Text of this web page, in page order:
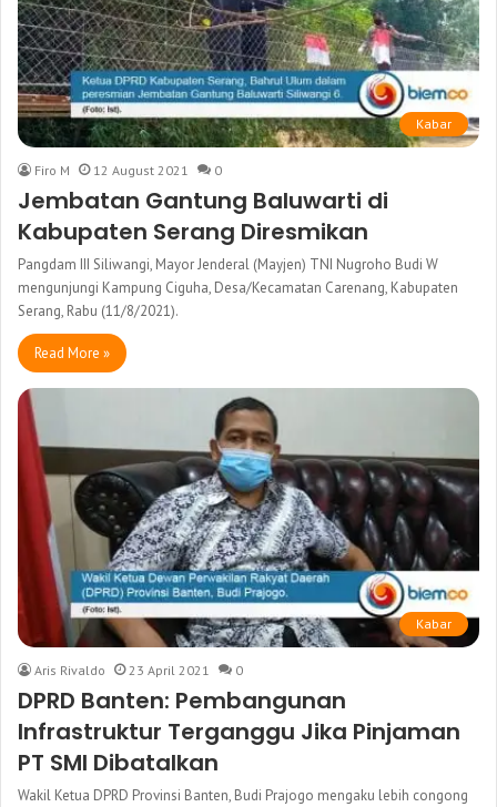
Kabar
Firo M 12 August 2021 0
Jembatan Gantung Baluwarti di
Kabupaten Serang Diresmikan
Pangdam III Siliwangi, Mayor Jenderal (Mayjen) TNI Nugroho Budi W
mengunjungi Kampung Ciguha, Desa/Kecamatan Carenang, Kabupaten
Serang, Rabu (11/8/2021).
Read More »
Kabar
Aris Rivaldo 23 April 2021 0
DPRD Banten: Pembangunan
Infrastruktur Terganggu Jika Pinjaman
PT SMI Dibatalkan
Wakil Ketua DPRD Provinsi Banten, Budi Prajogo mengaku lebih congong